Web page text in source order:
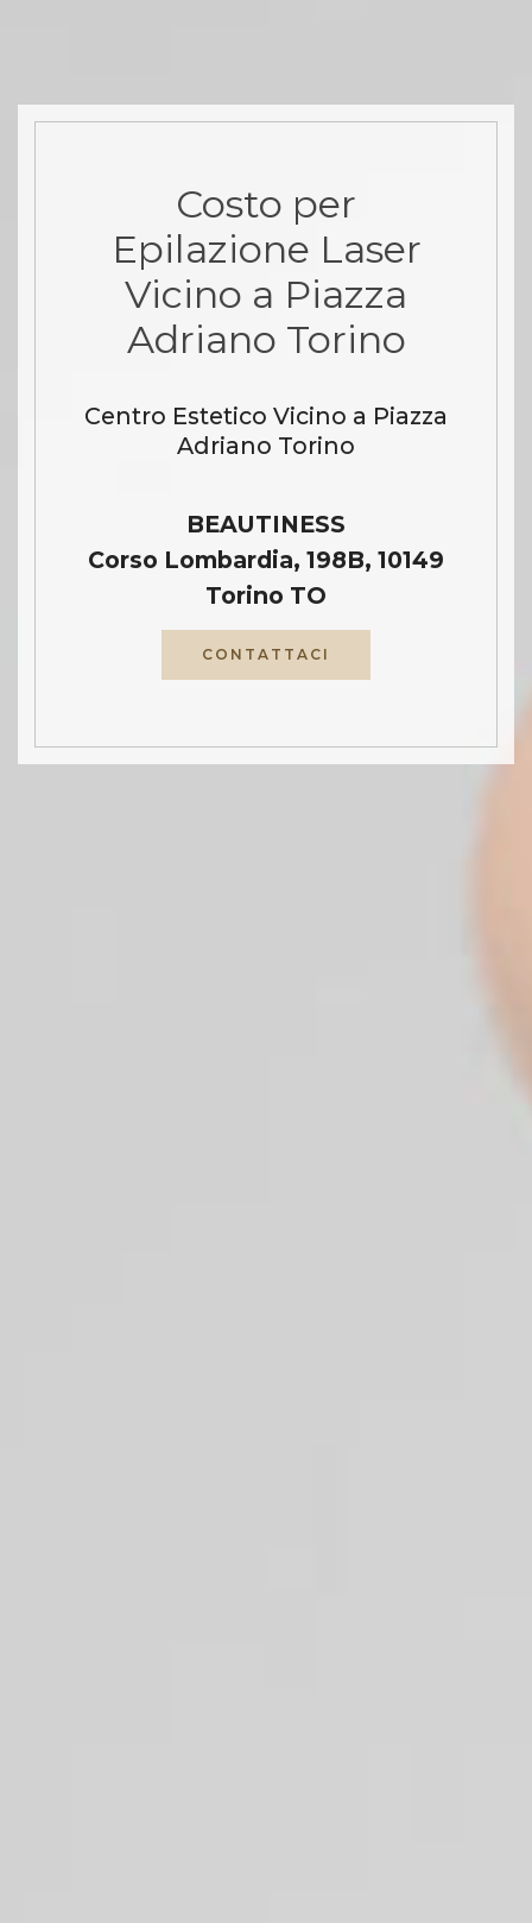
Costo per
Epilazione Laser
Vicino a Piazza
Adriano Torino
Centro Estetico Vicino a Piazza
Adriano Torino
BEAUTINESS
Corso Lombardia, 198B, 10149
Torino TO
CONTATTACI